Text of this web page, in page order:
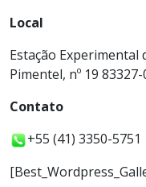
Local
Estação Experimental
Pimentel, nº 19
Contato
+55 (41) 3350-5751